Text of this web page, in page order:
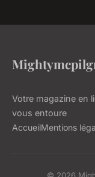
Votre magazine en
vous entoure
AccueilMentions